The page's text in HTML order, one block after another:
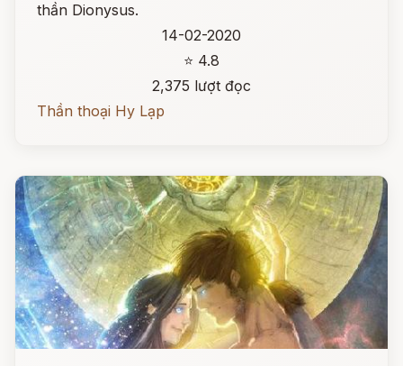
thần Dionysus.
14-02-2020
⭐ 4.8
2,375 lượt đọc
Thần thoại Hy Lạp